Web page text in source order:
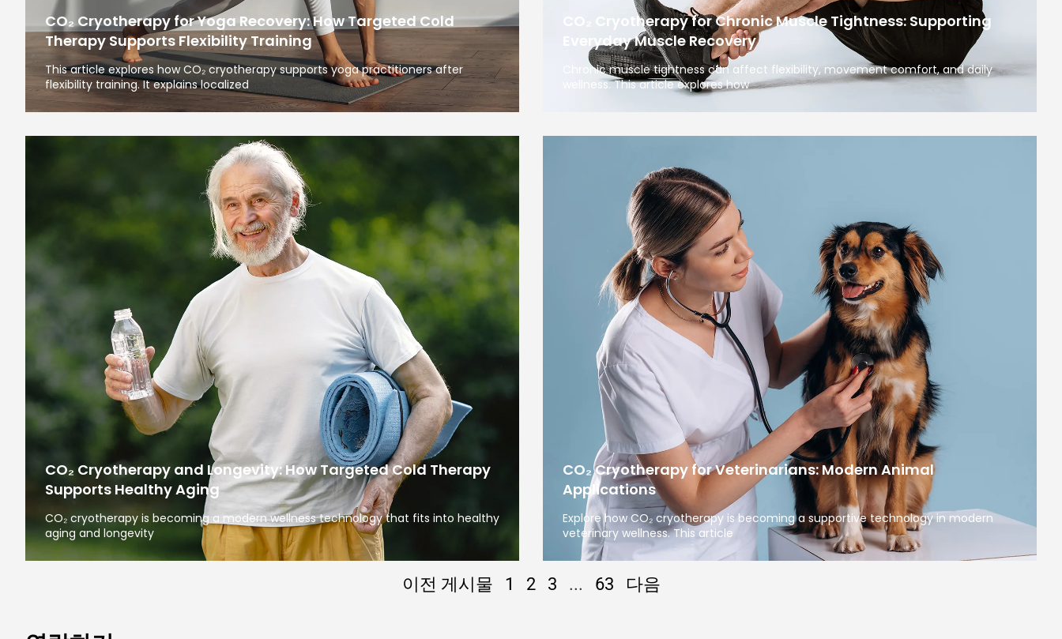
CO₂ Cryotherapy for Yoga Recovery: How Targeted Cold
Therapy Supports Flexibility Training
This article explores how CO₂ cryotherapy supports yoga practitioners after
flexibility training. It explains localized
CO₂ Cryotherapy for Chronic Muscle Tightness: Supporting
Everyday Muscle Recovery
Chronic muscle tightness can affect flexibility, movement comfort, and daily
wellness. This article explores how
CO₂ Cryotherapy and Longevity: How Targeted Cold Therapy
Supports Healthy Aging
CO₂ cryotherapy is becoming a modern wellness technology that fits into healthy
aging and longevity
CO₂ Cryotherapy for Veterinarians: Modern Animal
Applications
Explore how CO₂ cryotherapy is becoming a supportive technology in modern
veterinary wellness. This article
이전 게시물 1 2 3 ... 63 다음